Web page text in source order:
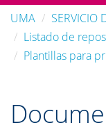
UMA
SERVICIO
Listado de
Plantillas para